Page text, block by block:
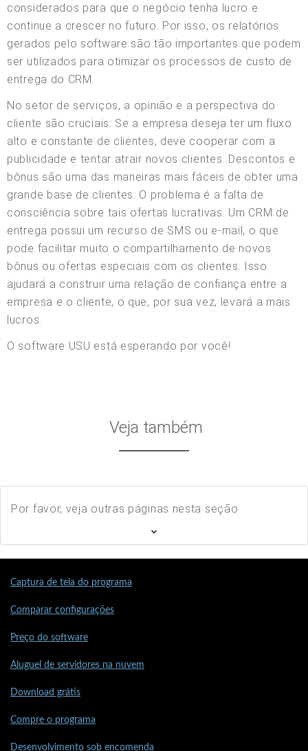
considerados para que o negócio tenha lucro e
continue a crescer no futuro. Por isso, os relatórios
gerados pelo software são tão importantes que podem
ser utilizados para otimizar os processos de custo de
entrega do CRM.
No setor de serviços, a opinião e a perspectiva do
cliente são cruciais. Se a empresa deseja ter um fluxo
alto e constante de clientes, deve cooperar com a
publicidade e tentar atrair novos clientes. Descontos e
bônus são uma das maneiras mais fáceis de obter uma
grande base de clientes. O problema é a falta de
consciência sobre tais ofertas lucrativas. Um CRM de
entrega possui um recurso de SMS ou e-mail, o que
pode facilitar muito o compartilhamento de novos
bônus ou ofertas especiais com os clientes. Isso
ajudará a construir uma relação de confiança entre a
empresa e o cliente, o que, por sua vez, levará a mais
lucros.
O software USU está esperando por você!
Veja também
Por favor, veja outras páginas nesta seção
Captura de tela do programa
Comparar configurações
Preço do software
Aluguel de servidores na nuvem
Download grátis
Compre o programa
Desenvolvimento sob encomenda